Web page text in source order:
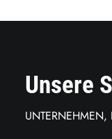
Unsere
UNTERNEHMEN,